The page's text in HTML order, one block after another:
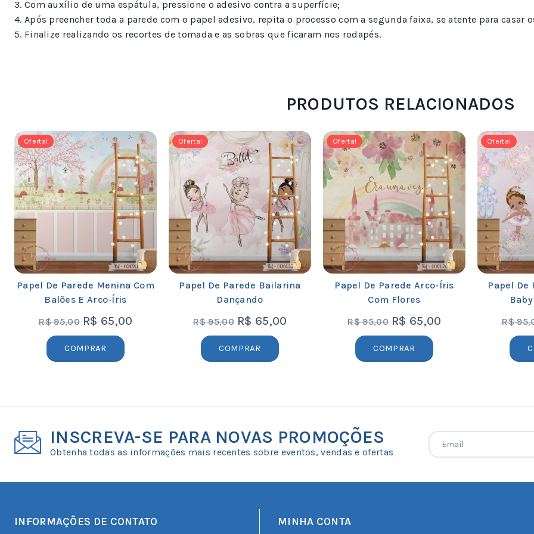
3. Com auxílio de uma espátula, pressione o adesivo contra a superfície;
4. Após preencher toda a parede com o papel adesivo, repita o processo com a segunda faixa, se atente para casar
5. Finalize realizando os recortes de tomada e as sobras que ficaram nos rodapés.
PRODUTOS RELACIONADOS
Oferta!
Papel De Parede Menina Com
Balões E Arco-Íris
R$95,00 R$ 65,00
COMPRAR
Oferta!
Papel De Parede Bailarina
Dançando
R$95,00 R$ 65,00
COMPRAR
Oferta!
Papel De Parede Arco-Íris
Com Flores
R$95,00 R$ 65,00
COMPRAR
Oferta!
Papel De
R$
INSCREVA-SE PARA NOVAS PROMOÇÕES
Obtenha todas as informações mais recentes sobre eventos, vendas e ofertas
INFORMAÇÕES DE CONTATO MINHA CONTA